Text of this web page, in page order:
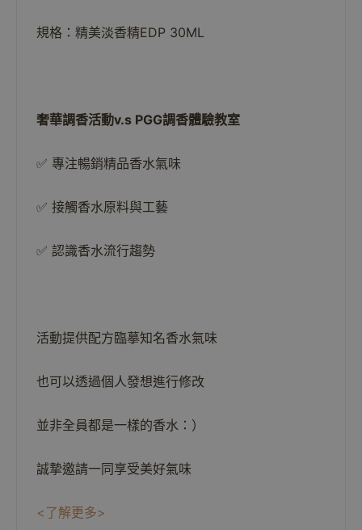
規格：精美淡香精EDP 30ML
奢華調香活動v.s PGG調香體驗教室
✅ 專注暢銷精品香水氣味
✅ 接觸香水原料與工藝
✅ 認識香水流行趨勢
活動提供配方臨摹知名香水氣味
也可以透過個人發想進行修改
並非全員都是一樣的香水：）
誠摯邀請一同享受美好氣味
<了解更多>